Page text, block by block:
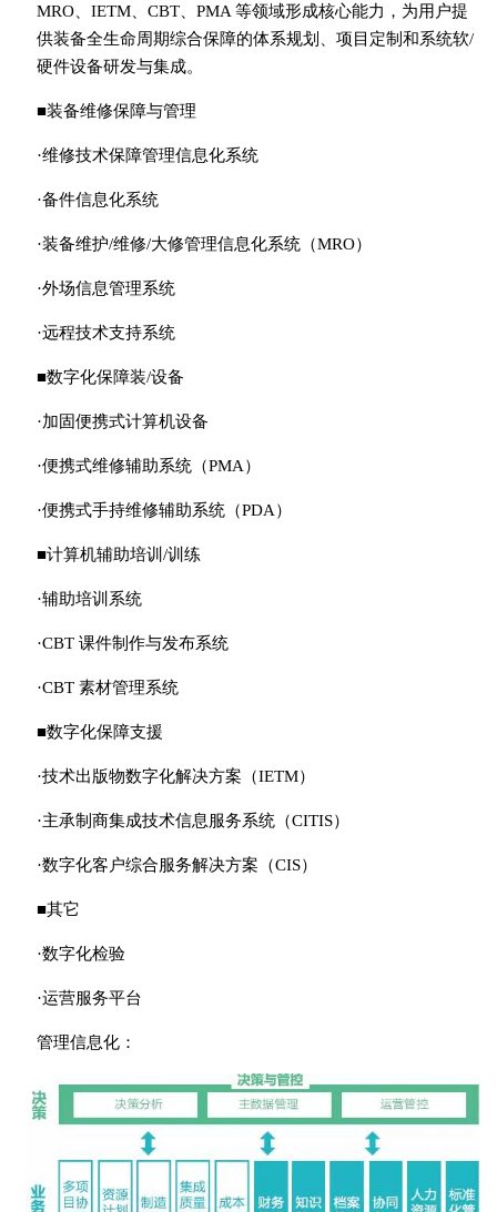
MRO、IETM、CBT、PMA 等领域形成核心能力，为用户提
供装备全生命周期综合保障的体系规划、项目定制和系统软/
硬件设备研发与集成。
■装备维修保障与管理
·维修技术保障管理信息化系统
·备件信息化系统
·装备维护/维修/大修管理信息化系统（MRO）
·外场信息管理系统
·远程技术支持系统
■数字化保障装/设备
·加固便携式计算机设备
·便携式维修辅助系统（PMA）
·便携式手持维修辅助系统（PDA）
■计算机辅助培训/训练
·辅助培训系统
·CBT 课件制作与发布系统
·CBT 素材管理系统
■数字化保障支援
·技术出版物数字化解决方案（IETM）
·主承制商集成技术信息服务系统（CITIS）
·数字化客户综合服务解决方案（CIS）
■其它
·数字化检验
·运营服务平台
管理信息化：